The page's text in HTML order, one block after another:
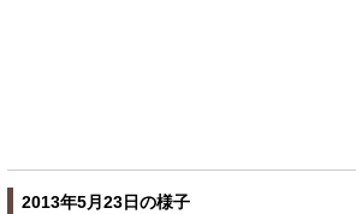
2013年5月23日の様子